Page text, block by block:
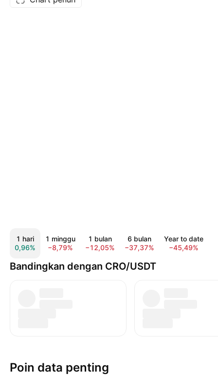
1 hari
0,96%
1 minggu
−8,79%
1 bulan
−12,05%
6 bulan
−37,37%
Year to date
−45,49%
Bandingkan dengan CRO/USDT
Poin data penting